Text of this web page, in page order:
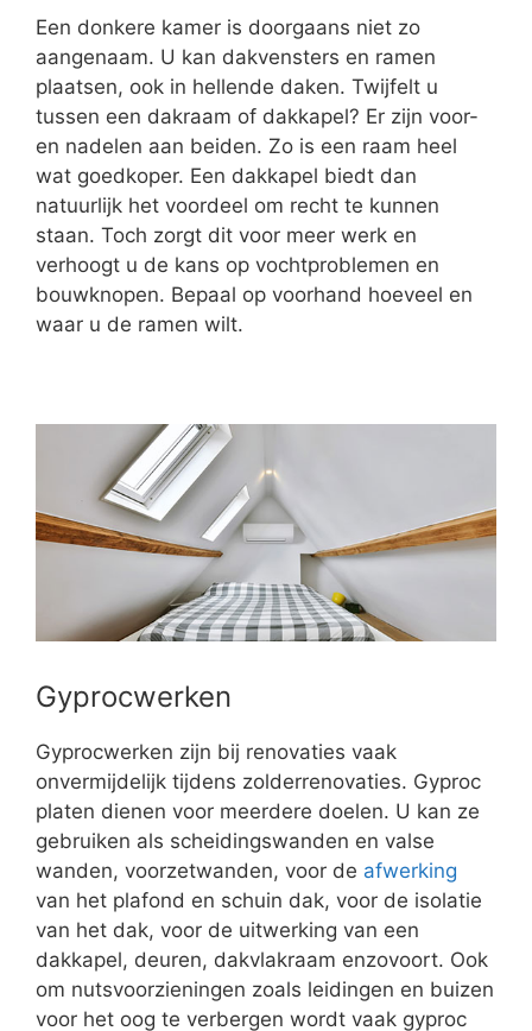
Een donkere kamer is doorgaans niet zo
aangenaam. U kan dakvensters en ramen
plaatsen, ook in hellende daken. Twijfelt u
tussen een dakraam of dakkapel? Er zijn voor-
en nadelen aan beiden. Zo is een raam heel
wat goedkoper. Een dakkapel biedt dan
natuurlijk het voordeel om recht te kunnen
staan. Toch zorgt dit voor meer werk en
verhoogt u de kans op vochtproblemen en
bouwknopen. Bepaal op voorhand hoeveel en
waar u de ramen wilt.
Gyprocwerken
Gyprocwerken zijn bij renovaties vaak
onvermijdelijk tijdens zolderrenovaties. Gyproc
platen dienen voor meerdere doelen. U kan ze
gebruiken als scheidingswanden en valse
wanden, voorzetwanden, voor de afwerking
van het plafond en schuin dak, voor de isolatie
van het dak, voor de uitwerking van een
dakkapel, deuren, dakvlakraam enzovoort. Ook
om nutsvoorzieningen zoals leidingen en buizen
voor het oog te verbergen wordt vaak gyproc